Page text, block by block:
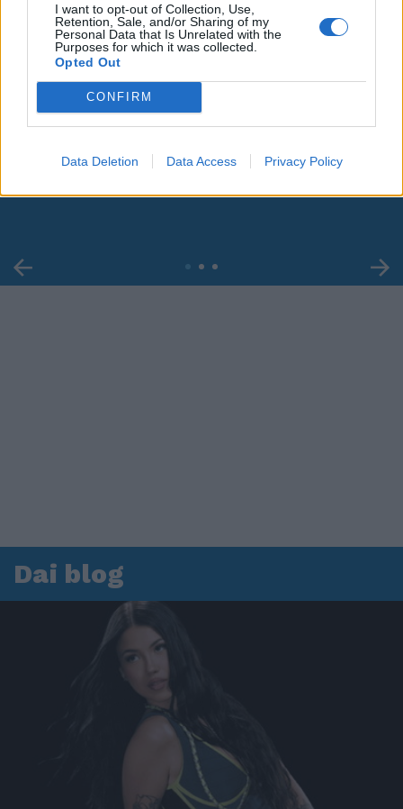
I want to opt-out of Collection, Use,
Retention, Sale, and/or Sharing of my
Personal Data that Is Unrelated with the
Purposes for which it was collected.
Opted Out
CONFIRM
Data Deletion Data Access Privacy Policy
Leonardo Maria Del Vecchio dall'ex compagna
Dai blog